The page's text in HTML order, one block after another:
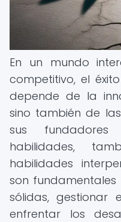
En un mundo
competitivo, el
depende de la
sino también de
sus
habilidades,
habilidades
son
sólidas, gestionar
enfrentar los